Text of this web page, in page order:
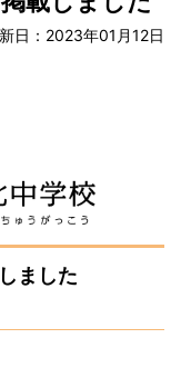
日：2023年01月12日
ました